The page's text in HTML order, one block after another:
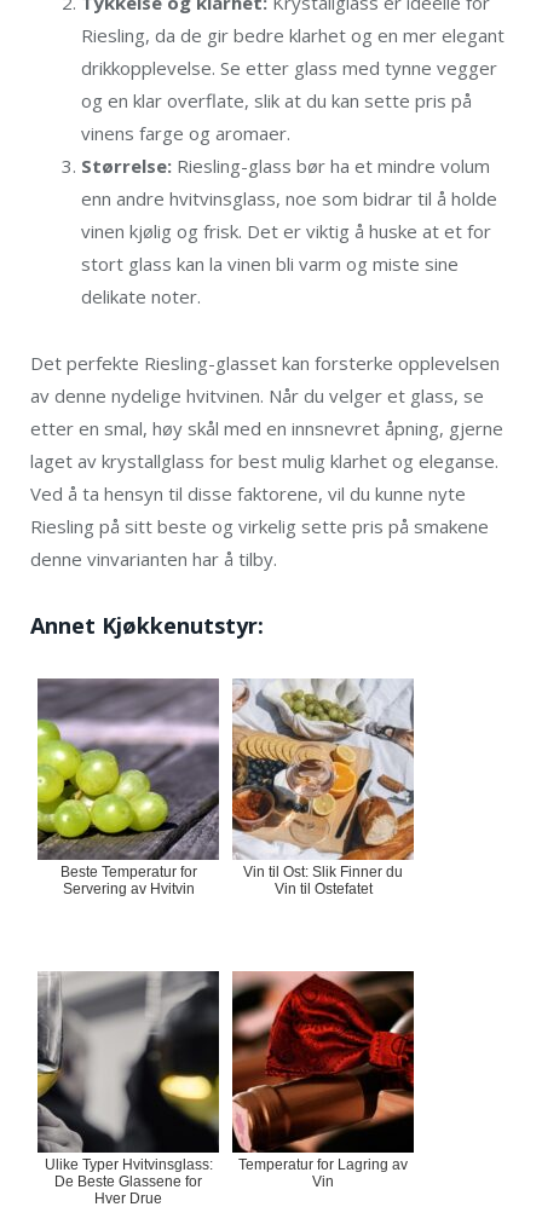
Riesling, da de gir bedre klarhet og en mer elegant
drikkopplevelse. Se etter glass med tynne vegger
og en klar overflate, slik at du kan sette pris på
vinens farge og aromaer.
Størrelse: Riesling-glass bør ha et mindre volum
enn andre hvitvinsglass, noe som bidrar til å holde
vinen kjølig og frisk. Det er viktig å huske at et for
stort glass kan la vinen bli varm og miste sine
delikate noter.
Det perfekte Riesling-glasset kan forsterke opplevelsen
av denne nydelige hvitvinen. Når du velger et glass, se
etter en smal, høy skål med en innsnevret åpning, gjerne
laget av krystallglass for best mulig klarhet og eleganse.
Ved å ta hensyn til disse faktorene, vil du kunne nyte
Riesling på sitt beste og virkelig sette pris på smakene
denne vinvarianten har å tilby.
Annet Kjøkkenutstyr:
Beste Temperatur for
Servering av Hvitvin
Vin til Ost: Slik Finner du
Vin til Ostefatet
Ulike Typer Hvitvinsglass:
De Beste Glassene for
Hver Drue
Temperatur for Lagring av
Vin